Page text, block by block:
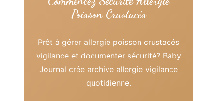
Poisson Crustacés
Prêt à gérer allergie poisson crustacés
vigilance et documenter sécurité? Baby
Journal crée archive allergie vigilance
quotidienne.